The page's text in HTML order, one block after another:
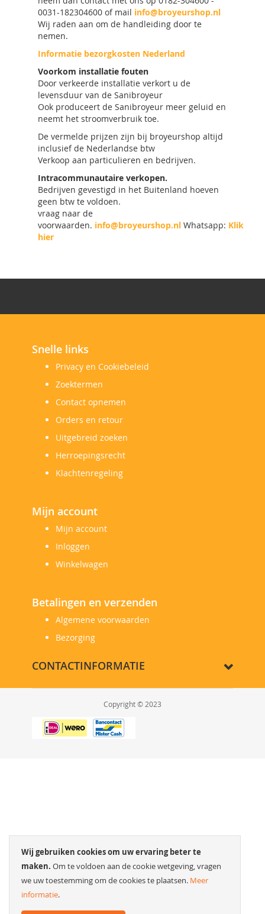
Wij gebruiken cookies om uw ervaring beter te
maken. Om te voldoen aan de cookie wetgeving, vragen
we uw toestemming om de cookies te plaatsen. Meer
informatie.
0031-182304600 of mail info@broyeurshop.nl
Wij raden aan om de handleiding door te
nemen.
Informatie bezorgkosten Nederland
Voorkom installatie fouten
Door verkeerde installatie verkort u de
levensduur van de Sanibroyeur
Ook produceert de Sanibroyeur meer geluid en
neemt het stroomverbruik toe.
De vermelde prijzen zijn bij broyeurshop altijd
inclusief de Nederlandse btw
Verkoop aan particulieren en bedrijven.
Intracommunautaire verkopen.
Bedrijven gevestigd in het Buitenland hoeven
geen btw te voldoen.
vraag naar de
voorwaarden. info@broyeurshop.nl Whatsapp: Klik
hier
Snelle links
Privacy en Cookiebeleid
Zoektermen
Contact opnemen
Orders en retour
Uitgebreid zoeken
Herroepingsrecht
Klachtenregeling
Mijn account
Mijn account
Inloggen
Winkelwagen
Betalingen en verzenden
Algemene voorwaarden
Bezorging
CONTACTINFORMATIE
Copyright © 2023